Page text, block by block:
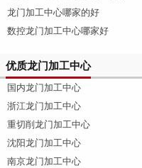
龙门加工中心哪家的好
数控龙门加工中心哪家好
优质龙门加工中心
国内龙门加工中心
浙江龙门加工中心
重切削龙门加工中心
沈阳龙门加工中心
南京龙门加工中心